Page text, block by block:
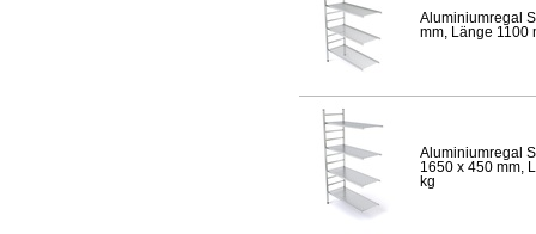
Aluminiumregal
mm, Länge 1100
Aluminiumregal
1650 x 450 mm,
kg